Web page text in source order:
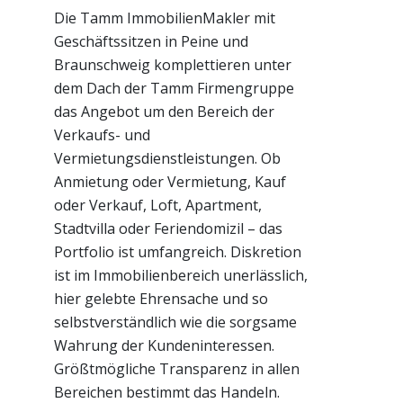
Die Tamm ImmobilienMakler mit
Geschäftssitzen in Peine und
Braunschweig komplettieren unter
dem Dach der Tamm Firmengruppe
das Angebot um den Bereich der
Verkaufs- und
Vermietungsdienstleistungen. Ob
Anmietung oder Vermietung, Kauf
oder Verkauf, Loft, Apartment,
Stadtvilla oder Feriendomizil – das
Portfolio ist umfangreich. Diskretion
ist im Immobilienbereich unerlässlich,
hier gelebte Ehrensache und so
selbstverständlich wie die sorgsame
Wahrung der Kundeninteressen.
Größtmögliche Transparenz in allen
Bereichen bestimmt das Handeln.